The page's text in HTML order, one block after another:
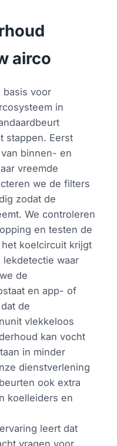
airco
basis voor
in
stappen. Eerst
binnen- en
vreemde
we de filters
zodat de
We controleren
en testen de
koelcircuit krijgt
lekdetectie waar
de
en app- of
de
vlekkeloos
kan vocht
in minder
dienstverlening
ook extra
koelleiders en
leert dat